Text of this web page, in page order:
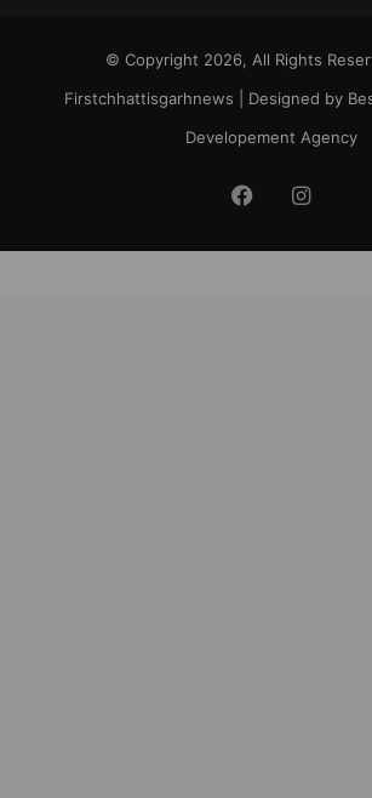
© Copyright 2026, All Rights
Firstchhattisgarhnews | Designed by
Developement Agency
Facebook